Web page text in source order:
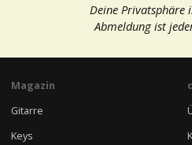
Deine Privatsphäre
Abmeldung ist
Magazin
Gitarre
Keys